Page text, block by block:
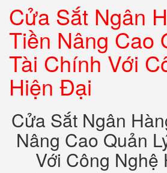
Cửa Sắt Ngân
Tiền Nâng Cao
Tài Chính Với
Hiện Đại
Cửa Sắt Ngân
Nâng Cao Quản
Với Công Nghệ